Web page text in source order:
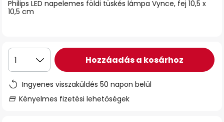
Philips LED napelemes földi tüskés lámpa Vynce, fej 10,5 x
10,5 cm
1 Hozzáadás a kosárhoz
Ingyenes visszaküldés 50 napon belül
Kényelmes fizetési lehetőségek